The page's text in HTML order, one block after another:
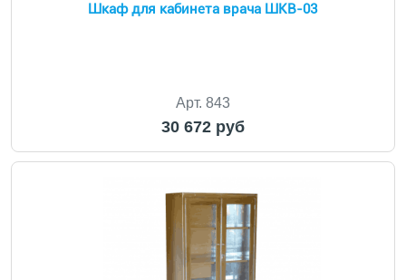
Шкаф для кабинета врача ШКВ-03
Арт. 843
30 672 руб